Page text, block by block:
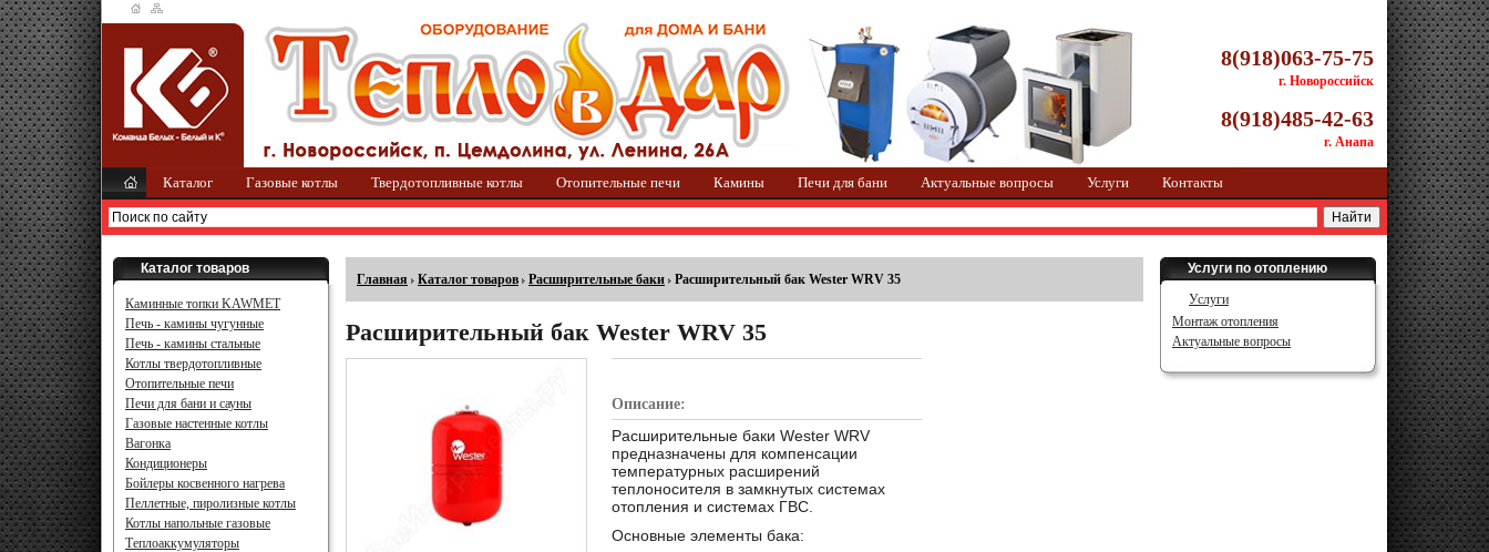
8(918)063-75-75
г. Новороссийск
8(918)485-42-63
г. Анапа
Каталог Газовые котлы Твердотопливные котлы Отопительные печи Камины Печи для бани Актуальные вопросы Услуги Контакты
Главная Каталог товаров Расширительные баки Расширительный бак Wester WRV 35
Расширительный бак Wester WRV 35
Описание:
Расширительные баки Wester WRV
предназначены для компенсации
температурных расширений
теплоносителя в замкнутых системах
отопления и системах ГВС.
Основные элементы бака:
Каталог товаров
Каминные топки KAWMET
Печь - камины чугунные
Печь - камины стальные
Котлы твердотопливные
Отопительные печи
Печи для бани и сауны
Газовые настенные котлы
Вагонка
Кондиционеры
Бойлеры косвенного нагрева
Пеллетные, пиролизные котлы
Котлы напольные газовые
Теплоаккумуляторы
Услуги по отоплению
Услуги
Монтаж отопления
Актуальные вопросы